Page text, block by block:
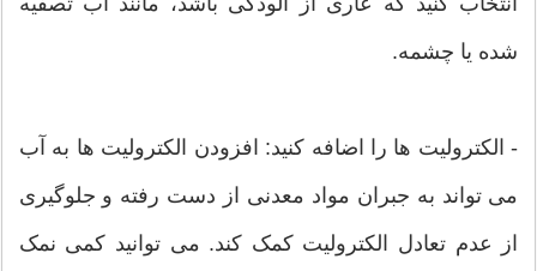
شده یا چشمه.
- الکترولیت ها را اضافه کنید: افزودن الکترولیت ها به آب
می تواند به جبران مواد معدنی از دست رفته و جلوگیری
از عدم تعادل الکترولیت کمک کند. می توانید کمی نمک